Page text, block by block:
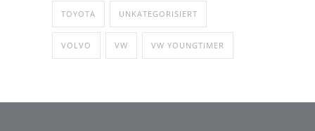
TOYOTA UNKATEGORISIERT
VOLVO VW VW YOUNGTIMER